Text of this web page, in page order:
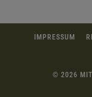
IMPRESSUM
© 2026 MIT